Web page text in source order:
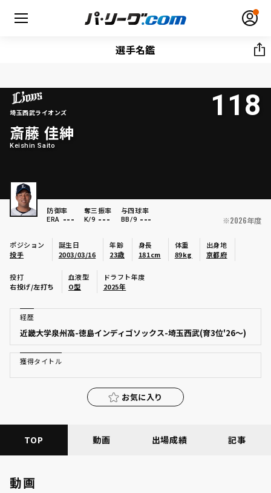
無料アカウント登録
HOME
日程・結果
順位表･成績
1軍公式戦
ファーム東地区
ファーム中地区
ファーム西地区
交流戦
選手名鑑トップ
東北楽天ゴールデンイーグルス
千葉ロッテマリーンズ
オリックス・バファローズ
福岡ソフトバンクホークス
選手名鑑
埼玉西武ライオンズ
斎藤 佳紳
Keishin Saito
118
防御率
ERA ---
奪三振率
K/9 ---
与四球率
BB/9 --- ※2026年度
ポジション
投手
誕生日
2003/03/16
年齢
23歳
身長
181cm
体重
89kg
出身地
京都府
投打
右投げ/左打ち
血液型
O型
ドラフト年度
2025年
経歴
近畿大学泉州高-徳島インディゴソックス-埼玉西武(育3位'26～)
獲得タイトル
お気に入り
TOP 動画 出場成績 記事
動画